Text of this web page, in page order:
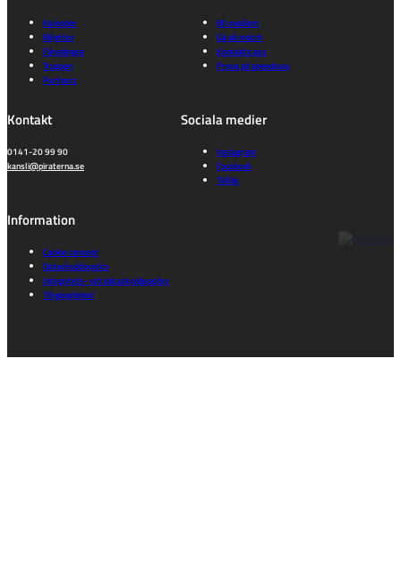
Kalender
Biljetter
Föreningen
Truppen
Partners
Bli medlem
Gå på match
Kontakta oss
Prova på speedway
Kontakt
0141-20 99 90
kansli@piraterna.se
Sociala medier
Instagram
Facebook
TikTok
Information
Cookie consent
Dataskyddspolicy
Integritets- och dataskyddspolicy
Tillgänglighet